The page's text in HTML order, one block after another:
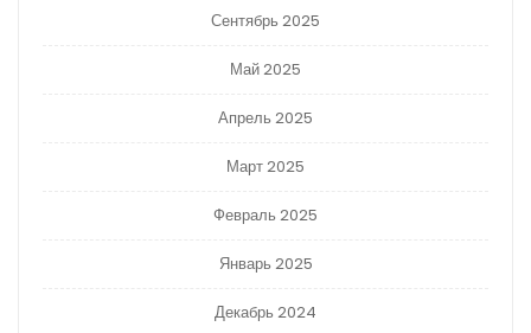
Сентябрь 2025
Май 2025
Апрель 2025
Март 2025
Февраль 2025
Январь 2025
Декабрь 2024